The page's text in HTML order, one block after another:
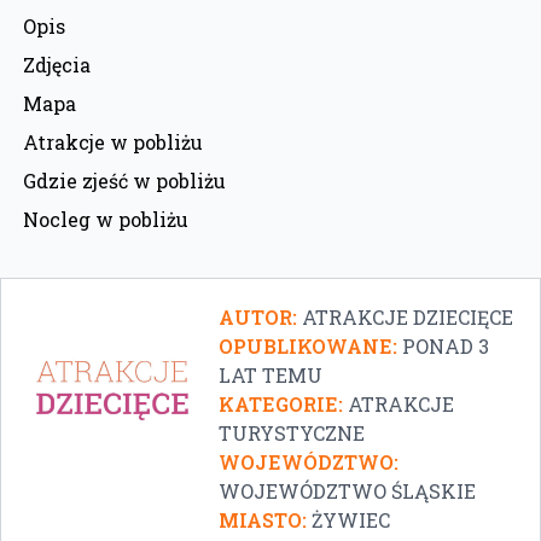
Opis
Zdjęcia
Mapa
Atrakcje w pobliżu
Gdzie zjeść w pobliżu
Nocleg w pobliżu
AUTOR: ATRAKCJE DZIECIĘCE
OPUBLIKOWANE: PONAD 3
LAT TEMU
KATEGORIE: ATRAKCJE
TURYSTYCZNE
WOJEWÓDZTWO:
WOJEWÓDZTWO ŚLĄSKIE
MIASTO:ŻYWIEC